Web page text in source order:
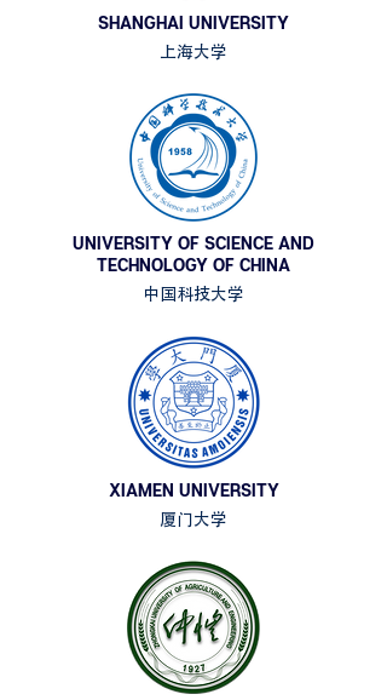
SHANGHAI UNIVERSITY
上海大学
UNIVERSITY OF SCIENCE AND
TECHNOLOGY OF CHINA
中国科技大学
XIAMEN UNIVERSITY
厦门大学